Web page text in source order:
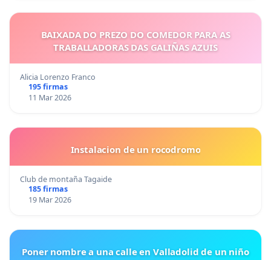
BAIXADA DO PREZO DO COMEDOR PARA AS
TRABALLADORAS DAS GALIÑAS AZUIS
Alicia Lorenzo Franco
195 firmas
11 Mar 2026
Instalacion de un rocodromo
Club de montaña Tagaide
185 firmas
19 Mar 2026
Poner nombre a una calle en Valladolid de un niño